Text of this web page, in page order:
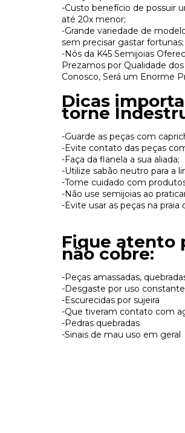
-Custo benefício de possuir
até 20x menor;
-Grande variedade de
sem precisar gastar fortunas;
-Nós da K45 Semijoias
Prezamos por Qualidade
Conosco, Será um Enorme
Dicas
torne
-Guarde as peças com
-Evite contato das peças
-Faça da flanela a sua aliada;
-Utilize sabão neutro para a
-Tome cuidado com
-Não use semijoias ao
-Evite usar as peças na praia
Fique atento
não cobre:
-Peças amassadas,
-Desgaste por uso constante
-Escurecidas por sujeira
-Que tiveram contato com
-Pedras quebradas
-Sinais de mau uso em geral